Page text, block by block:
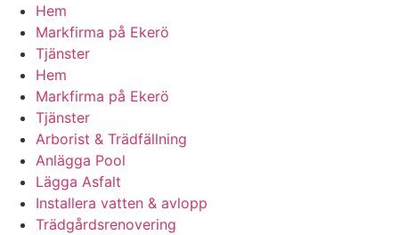
Hem
Markfirma på Ekerö
Tjänster
Hem
Markfirma på Ekerö
Tjänster
Arborist & Trädfällning
Anlägga Pool
Lägga Asfalt
Installera vatten & avlopp
Trädgårdsrenovering